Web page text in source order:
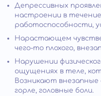
Депрессивных
настроении в течение
работоспособности,
Нарастающем
чего-то плохого,
Нарушении
ощущениях в теле,
Возникают внезапные
горле, головные боли.